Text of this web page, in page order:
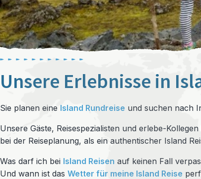
Unsere Erlebnisse in
Sie planen eine Island Rundreise und suchen nach
Unsere Gäste, Reisespezialisten und erlebe-
bei der Reiseplanung, als ein authentischer Island
Was darf ich bei Island Reisen auf keinen Fall
Und wann ist das Wetter für meine Island Reise